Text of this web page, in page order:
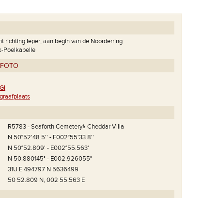
richting Ieper, aan begin van de Noorderring
Poelkapelle
R5783 - Seaforth Cemeteryﾑ Cheddar Villa
N 50°52'48.5'' - E002°55'33.8''
N 50°52.809' - E002°55.563'
N 50.880145° - E002.926055°
31U E 494797 N 5636499
50 52.809 N, 002 55.563 E